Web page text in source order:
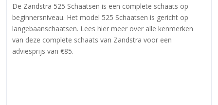
De Zandstra 525 Schaatsen is een complete schaats op
beginnersniveau. Het model 525 Schaatsen is gericht op
langebaanschaatsen. Lees hier meer over alle kenmerken
van deze complete schaats van Zandstra voor een
adviesprijs van €85.